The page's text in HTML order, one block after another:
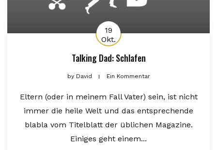
19
Okt.
Talking Dad: Schlafen
byDavid Ein Kommentar
Eltern (oder in meinem Fall Vater) sein, ist nicht
immer die heile Welt und das entsprechende
blabla vom Titelblatt der üblichen Magazine.
Einiges geht einem...